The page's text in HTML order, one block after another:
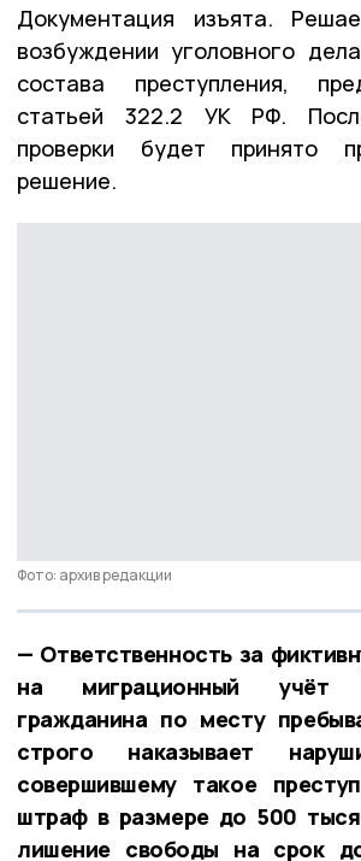
Документация изъята.
возбуждении уголовного
состава преступления,
статьей 322.2 УК РФ.
проверки будет принято
решение.
Фото: архив редакции
— Ответственность за
на миграционный учёт
гражданина по месту
строго наказывает
совершившему такое
штраф в размере до 500
лишение свободы на срок